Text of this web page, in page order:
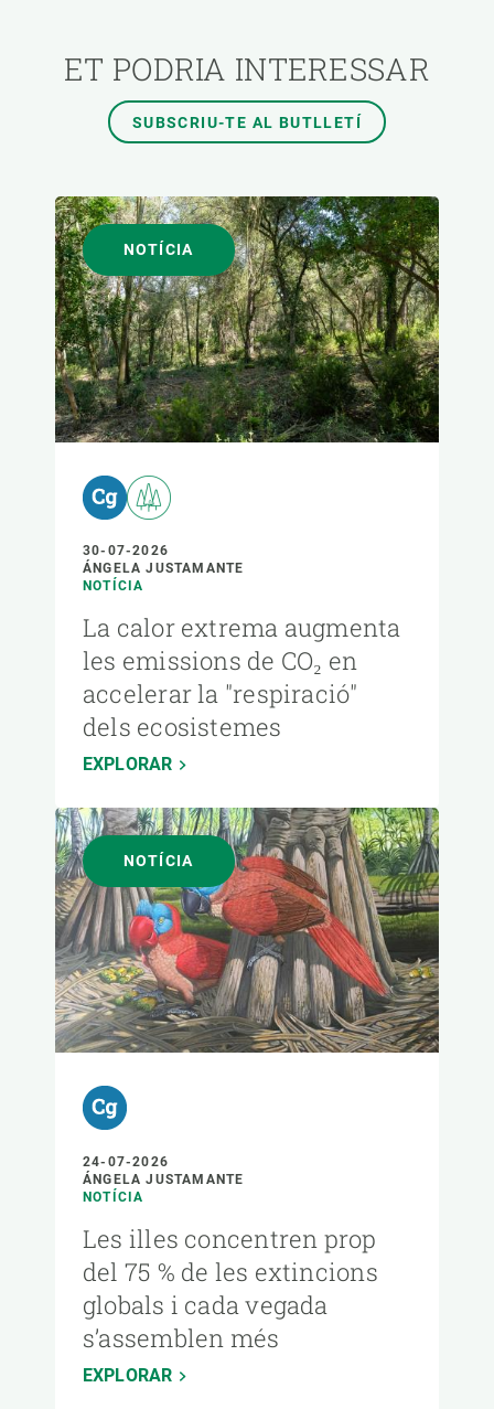
FORMAT
ET PODRIA INTERESSAR
SUBSCRIU-TE AL BUTLLETÍ
NOTÍCIA
30-07-2026
ÁNGELA JUSTAMANTE
NOTÍCIA
La calor extrema augmenta
les emissions de CO₂ en
accelerar la "respiració"
dels ecosistemes
EXPLORAR
NOTÍCIA
24-07-2026
ÁNGELA JUSTAMANTE
NOTÍCIA
Les illes concentren prop
del 75 % de les extincions
globals i cada vegada
s’assemblen més
EXPLORAR